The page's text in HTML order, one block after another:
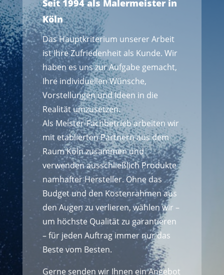
Seit 1994 als Malermeister in
Köln
Das Hauptkriterium unserer Arbeit
ist Ihre Zufriedenheit als Kunde. Wir
haben es uns zur Aufgabe gemacht,
Ihre individuellen Wünsche,
Vorstellungen und Ideen in die
Realität umzusetzen.
Als Meister-Fachbetrieb arbeiten wir
mit etablierten Partnern aus dem
Raum Köln zusammen und
verwenden ausschließlich Produkte
namhafter Hersteller. Ohne das
Budget und den Kostenrahmen aus
den Augen zu verlieren, wählen wir –
um höchste Qualität zu garantieren
– für jeden Auftrag immer nur das
Beste vom Besten.
Gerne senden wir Ihnen ein Angebot